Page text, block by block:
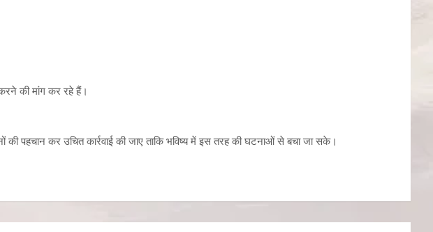
की मांग कर रहे हैं।
पहचान कर उचित कार्रवाई की जाए ताकि भविष्य में इस तरह की घटनाओं से बचा जा सके।